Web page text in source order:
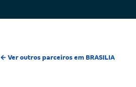
← Ver outros parceiros em BRASILIA